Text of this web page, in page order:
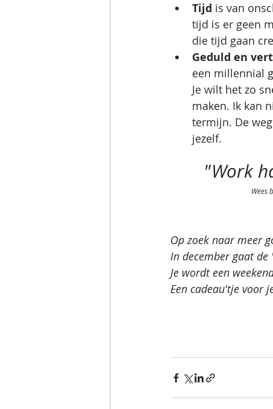
Tijd is van
tijd is er geen
die tijd gaan
Geduld en
een millennial
Je wilt het zo
maken. Ik kan
termijn. De
jezelf.
"Work
Wees
Op zoek naar meer
In december gaat
Je wordt een
Een cadeau'tje voor